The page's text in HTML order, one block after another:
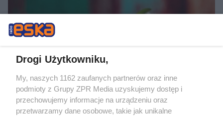
RZADKIE IMIONA
To imię brzmi jak nazwa
Drogi Użytkowniku,
My, naszych 1162 zaufanych partnerów oraz inne
podmioty z Grupy ZPR Media uzyskujemy dostęp i
przechowujemy informacje na urządzeniu oraz
przetwarzamy dane osobowe, takie jak unikalne